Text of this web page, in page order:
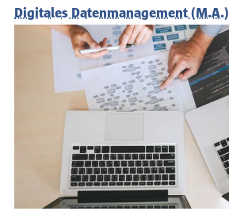
Digitales Datenmanagement (M.A.)